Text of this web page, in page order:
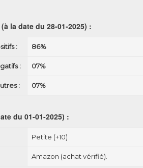
la date du 28-01-2025) :
: 86%
: 07%
: 07%
du 01-01-2025) :
Petite (+10)
Amazon (achat vérifié).